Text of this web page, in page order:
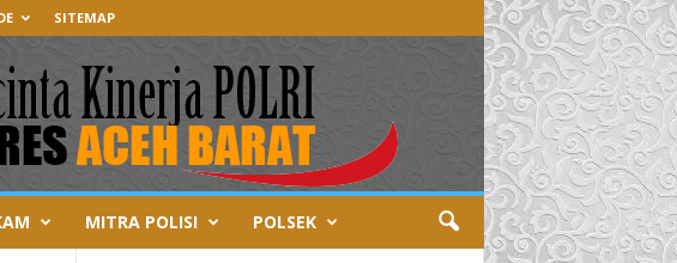
SITEMAP
MITRA POLISI POLSEK